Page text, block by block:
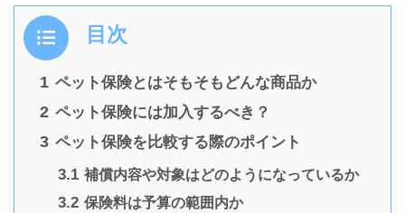
目次
1 ペット保険とはそもそもどんな商品か
2 ペット保険には加入するべき？
3 ペット保険を比較する際のポイント
3.1 補償内容や対象はどのようになっているか
3.2 保険料は予算の範囲内か